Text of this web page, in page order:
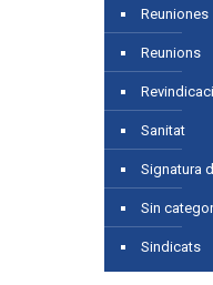
Reuniones
Reunions
Sanitat
Signatura
Sin
Sindicats